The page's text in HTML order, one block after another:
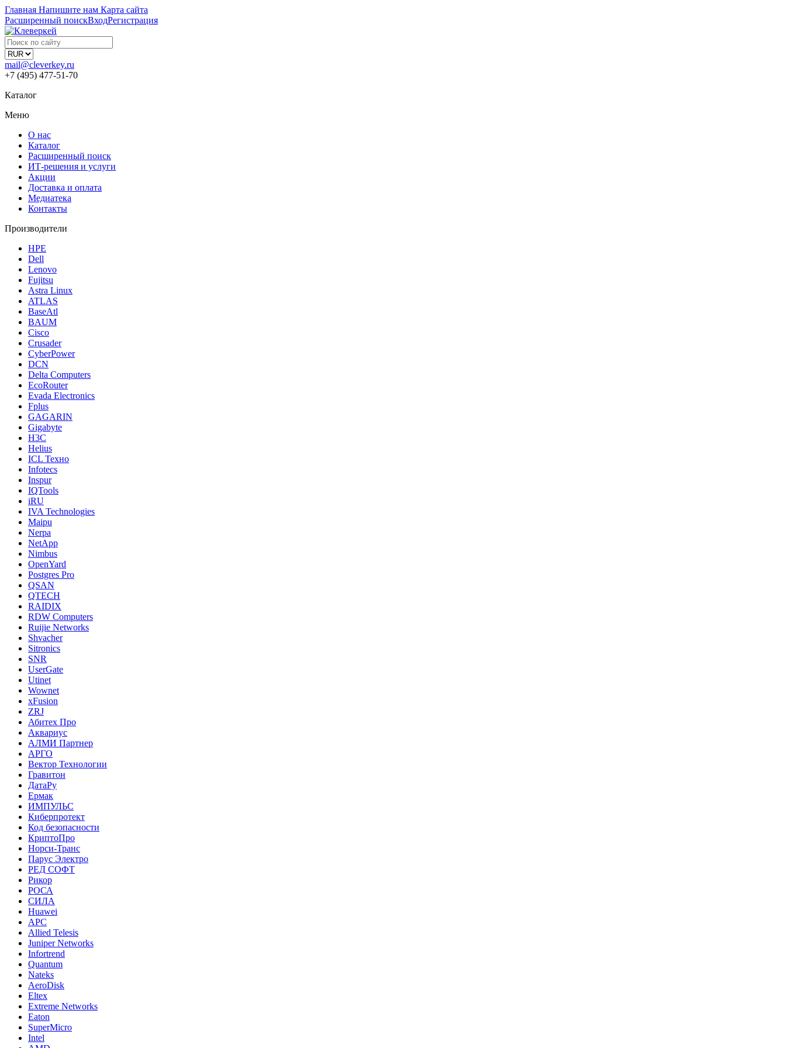
Главная Напишите нам Карта сайта
Расширенный поискВходРегистрация
mail@cleverkey.ru
+7 (495) 477-51-70
Каталог
Меню
О нас
Каталог
Расширенный поиск
ИТ-решения и услуги
Акции
Доставка и оплата
Медиатека
Контакты
Производители
HPE
Dell
Lenovo
Fujitsu
Astra Linux
ATLAS
BaseAtl
BAUM
Cisco
Crusader
CyberPower
DCN
Delta Computers
EcoRouter
Evada Electronics
Fplus
GAGARIN
Gigabyte
H3C
Helius
ICL Техно
Infotecs
Inspur
IQTools
iRU
IVA Technologies
Maipu
Nerpa
NetApp
Nimbus
OpenYard
Postgres Pro
QSAN
QTECH
RAIDIX
RDW Computers
Ruijie Networks
Shvacher
Sitronics
SNR
UserGate
Utinet
Wownet
xFusion
ZRJ
Абитех Про
Аквариус
АЛМИ Партнер
АРГО
Вектор Технологии
Гравитон
ДатаРу
Ермак
ИМПУЛЬС
Киберпротект
Код безопасности
КриптоПро
Норси-Транс
Парус Электро
РЕД СОФТ
Рикор
РОСА
СИЛА
Huawei
APC
Allied Telesis
Juniper Networks
Infortrend
Quantum
Nateks
AeroDisk
Eltex
Extreme Networks
Eaton
SuperMicro
Intel